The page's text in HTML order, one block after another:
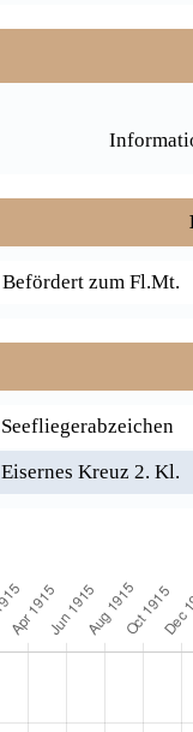
Befördert zum Fl.Mt.
Seefliegerabzeichen
Eisernes Kreuz 2. Kl.